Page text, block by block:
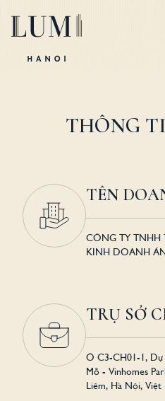
THÔNG
TÊN
CÔNG TY TNHH
KINH DOANH
TRỤ SỞ
Ô C3-CH01-1,
Mỗ - Vinhomes
Liêm, Hà Nội, Việt